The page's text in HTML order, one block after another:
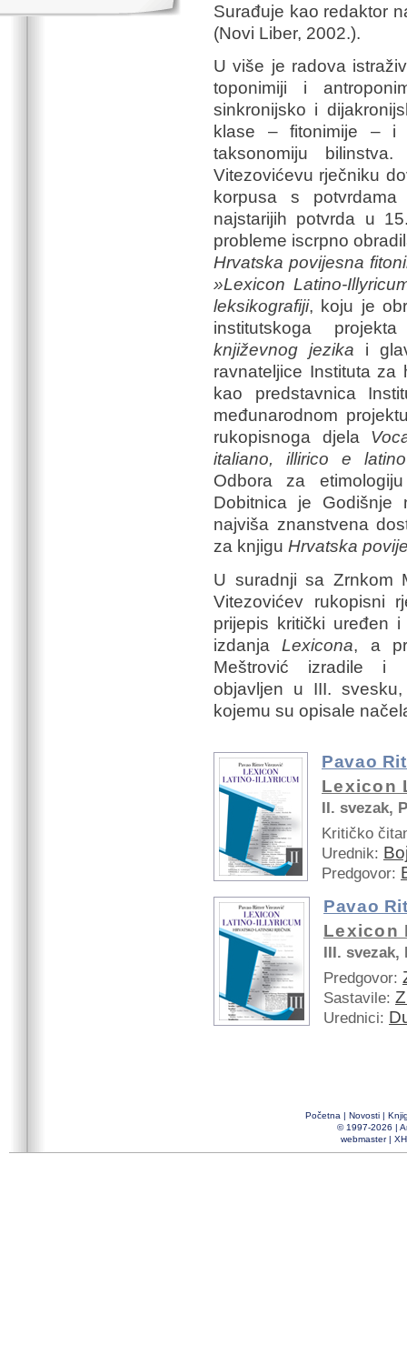
Surađuje kao redaktor
(Novi Liber, 2002.).
U više je radova
toponimiji i
sinkronijsko i
klase – fitonimije – i
taksonomiju
Vitezovićevu rječniku
korpusa s
najstarijih potvrda u
probleme iscrpno
Hrvatska povijesna
»Lexicon Latino-
leksikografiji, koju je
institutskoga
književnog jezika i
ravnateljice Instituta za
kao predstavnica
međunarodnom
rukopisnoga djela
italiano, illirico e
Odbora za
Dobitnica je
najviša znanstvena
za knjigu Hrvatska
U suradnji sa Zrnkom
Vitezovićev rukopisni
prijepis kritički uređen
izdanjaLexicona, a
Meštrović izradile i
objavljen u III.
kojemu su opisale
Pavao
Lexicon
II. svezak,
Kritičko
Urednik:
Predgovor:
Pavao
Lexicon
III.
Predgovor:
Sastavile:
Urednici:
Početna | Novosti |
© 1997-2026 |
webmaster|